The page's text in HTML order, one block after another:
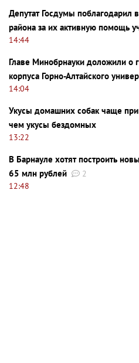
Депутат Госдумы поблагодарил
района за их активную помощь
14:44
Главе Минобрнауки доложили о
корпуса Горно-Алтайского
14:04
Укусы домашних собак чаще
чем укусы бездомных
13:22
В Барнауле хотят построить
65 млн рублей
2
12:48